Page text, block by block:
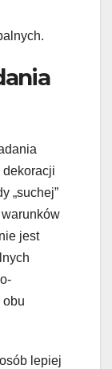
„suchej”
jest
obu
lepiej